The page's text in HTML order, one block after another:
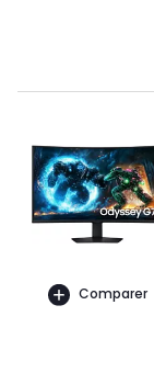
Comparer